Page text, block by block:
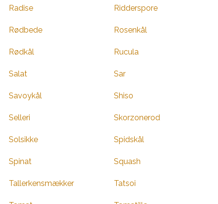
Radise Ridderspore
Rødbede Rosenkål
Rødkål Rucula
Salat Sar
Savoykål Shiso
Selleri Skorzonerod
Solsikke Spidskål
Spinat Squash
Tallerkensmækker Tatsoi